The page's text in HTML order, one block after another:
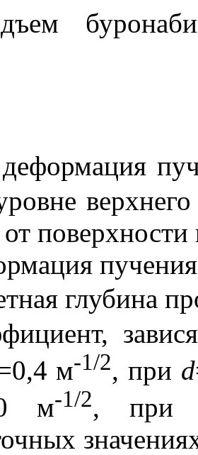
от поверхности
глубина
м-1/2, при d
м-1/2,